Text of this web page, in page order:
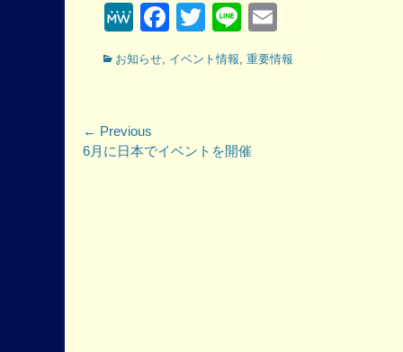
MeWeFacebook
Twitter
Line
Categories
お知らせ, イベント情報, 重要情報
投
稿
← Previous
Previous
6月に日本でイベントを開催